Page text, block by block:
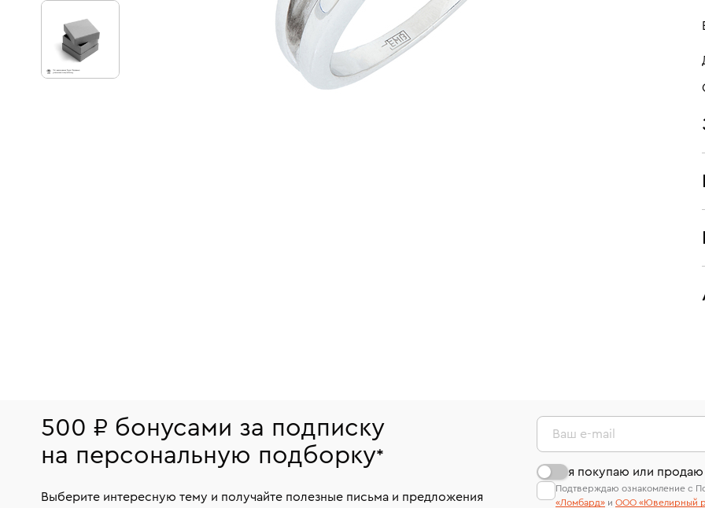
500 ₽ бонусами за подписку
на персональную подборку*
Выберите интересную тему и получайте полезные письма и предложения
Ваш e-mail
я покупаю или
Подтверждаю ознакомление с
«Ломбард» и ООО «Ювелирный